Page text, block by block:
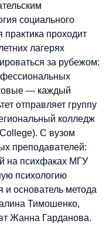
социального
практика проходит
лагерях
за рубежом:
— каждый
отправляет группу
колледж
С вузом
преподавателей:
на психфаках МГУ
психологию
и основатель метода
Тимошенко,
Жанна Гарданова.